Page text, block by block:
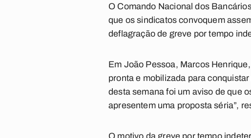
O Comando Nacional dos
que os sindicatos convoquem
deflagração de greve por tempo
Em João Pessoa, Marcos
pronta e mobilizada para
desta semana foi um aviso de que
apresentem uma proposta séria”,
O motivo da greve por tempo